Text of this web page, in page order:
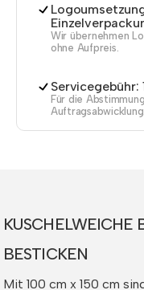
Wir übernehmen
ohne Aufpreis.
Für die
Auftragsabwicklung.
KUSCHELWEICHE
BESTICKEN
Mit 100 cm x 150 cm